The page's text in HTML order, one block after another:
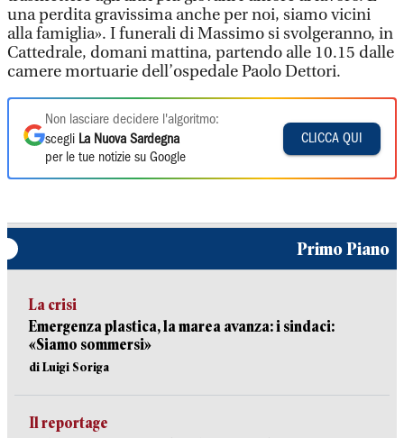
una perdita gravissima anche per noi, siamo vicini
alla famiglia». I funerali di Massimo si svolgeranno, in
Cattedrale, domani mattina, partendo alle 10.15 dalle
camere mortuarie dell’ospedale Paolo Dettori.
Non lasciare decidere l'algoritmo:
scegli La Nuova Sardegna
per le tue notizie su Google
CLICCA QUI
Primo Piano
La crisi
Emergenza plastica, la marea avanza: i sindaci:
«Siamo sommersi»
di Luigi Soriga
Il reportage